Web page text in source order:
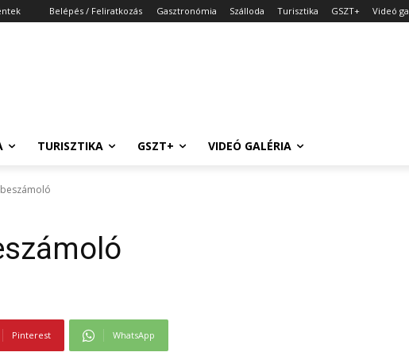
Belépés / Feliratkozás Gasztronómia Szálloda Turisztika GSZT+ Videó
TURISZTIKA GSZT+ VIDEÓ GALÉRIA
Pinterest WhatsApp